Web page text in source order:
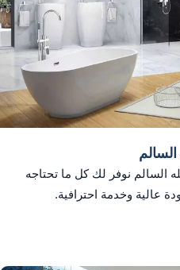
السالم نوفر لك كل ما تحتاجه
عالية وخدمة احترافية.